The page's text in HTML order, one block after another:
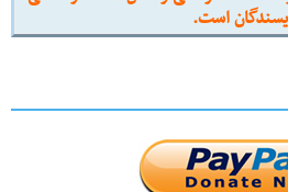
است.